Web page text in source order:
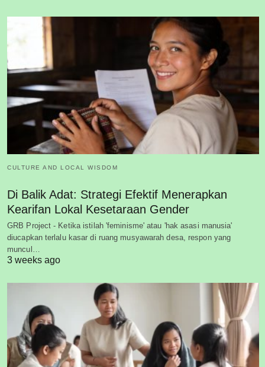
CULTURE AND LOCAL WISDOM
Di Balik Adat: Strategi Efektif Menerapkan
Kearifan Lokal Kesetaraan Gender
GRB Project - Ketika istilah 'feminisme' atau 'hak asasi manusia'
diucapkan terlalu kasar di ruang musyawarah desa, respon yang
muncul…
3 weeks ago